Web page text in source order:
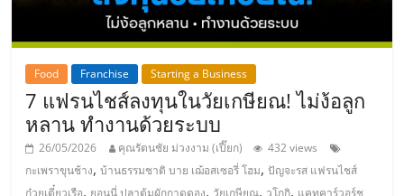
ไชส์,
รวม
แฟ
Food Franchise Starting a Business
7 แฟรนไชส์ลงทุนในวัยเกษียณ! ไม่ง้อลูก
หลาน ทำงานด้วยระบบ
26/05/2026 คุณรัตนชัย ม่วงงาม (เปี๊ยก)
432 views
กะเพราขุนช้าง,บ้านธรรมชาติ บาย เฌ้อสเซอรี่ โฮม,ปัญจะรส แฟรนไชส์
, , , ,